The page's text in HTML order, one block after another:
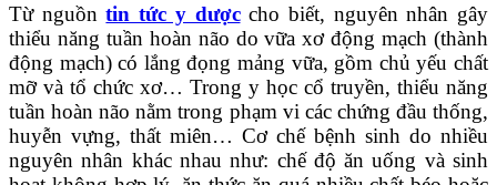
Từ nguồntin tức y dượccho biết, nguyên nhân gây
thiểu năng tuần hoàn não do vữa xơ động mạch (thành
động mạch) có lắng đọng mảng vữa, gồm chủ yếu chất
mỡ và tổ chức xơ… Trong y học cổ truyền, thiểu năng
tuần hoàn não nằm trong phạm vi các chứng đầu thống,
huyễn vựng, thất miên… Cơ chế bệnh sinh do nhiều
nguyên nhân khác nhau như: chế độ ăn uống và sinh